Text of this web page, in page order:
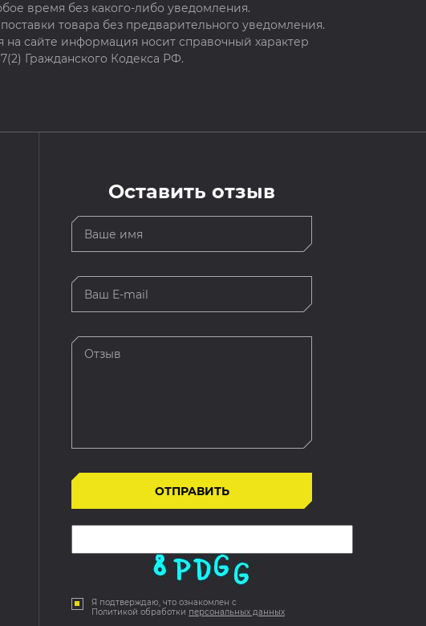
время без какого-либо уведомления.
товара без предварительного уведомления.
сайте информация носит справочный характер
Гражданского Кодекса РФ.
Оставить отзыв
Я подтверждаю, что ознакомлен с
Политикой обработки персональных данных